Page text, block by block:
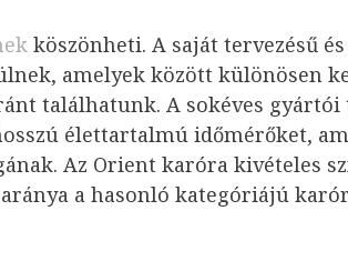
köszönheti. A saját tervezésű
amelyek között különösen
találhatunk. A sokéves gyártói
élettartalmú időmérőket,
Az Orient karóra kivételes
a hasonló kategóriájú